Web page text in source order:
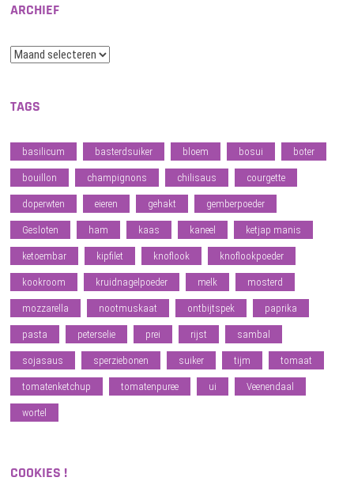
ARCHIEF
Archief
TAGS
basilicum basterdsuiker bloem bosui boter
bouillon champignons chilisaus courgette
doperwten eieren gehakt gemberpoeder
Gesloten ham kaas kaneel ketjap manis
ketoembar kipfilet knoflook knoflookpoeder
kookroom kruidnagelpoeder melk mosterd
mozzarella nootmuskaat ontbijtspek paprika
pasta peterselie prei rijst sambal
sojasaus sperziebonen suiker tijm tomaat
tomatenketchup tomatenpuree ui Veenendaal
wortel
COOKIES !